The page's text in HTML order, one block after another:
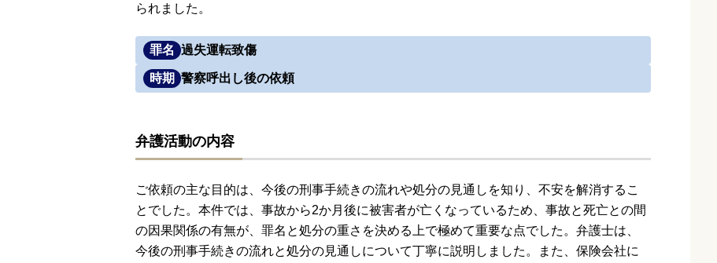
られました。
罪名 過失運転致傷
時期 警察呼出し後の依頼
弁護活動の内容
ご依頼の主な目的は、今後の刑事手続きの流れや処分の見通しを知り、不安を解消するこ
とでした。本件では、事故から2か月後に被害者が亡くなっているため、事故と死亡との間
の因果関係の有無が、罪名と処分の重さを決める上で極めて重要な点でした。弁護士は、
今後の刑事手続きの流れと処分の見通しについて丁寧に説明しました。また、保険会社に